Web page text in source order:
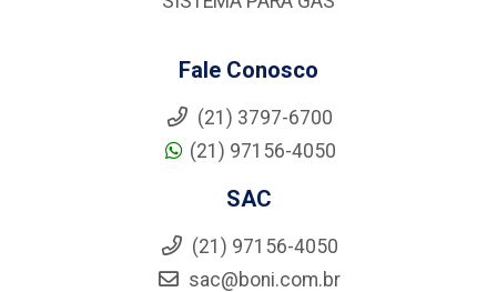
Fale Conosco
(21) 3797-6700
(21) 97156-4050
SAC
(21) 97156-4050
sac@boni.com.br